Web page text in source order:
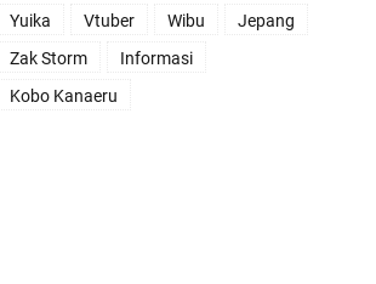
Yuika
Vtuber Wibu
Jepang
Zak Storm
Informasi
Kobo Kanaeru